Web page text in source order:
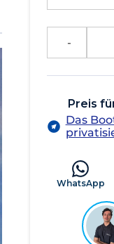
Preis
Das
WhatsApp